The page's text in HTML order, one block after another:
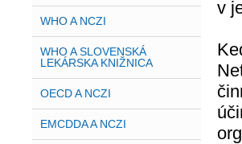
WHO A NCZI
WHO A SLOVENSKÁ
LEKÁRSKA KNIŽNICA
OECD A NCZI
EMCDDA A NCZI
v